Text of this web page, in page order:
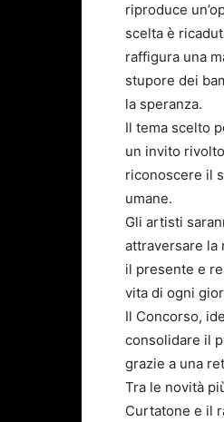
riproduce
scelta è
raffigura una
stupore dei
la speranza.
Il tema scelto
un invito
riconoscere il
umane.
Gli artisti
attraversare la
il presente e
vita di ogni
Il Concorso,
consolidare il
grazie a una
Tra le novità
Curtatone e il